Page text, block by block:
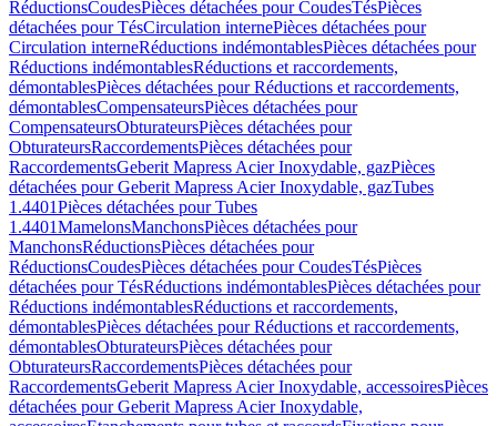
RéductionsCoudesPièces détachées pour CoudesTésPièces
détachées pour TésCirculation internePièces détachées pour
Circulation interneRéductions indémontablesPièces détachées pour
Réductions indémontablesRéductions et raccordements,
démontablesPièces détachées pour Réductions et raccordements,
démontablesCompensateursPièces détachées pour
CompensateursObturateursPièces détachées pour
ObturateursRaccordementsPièces détachées pour
RaccordementsGeberit Mapress Acier Inoxydable, gazPièces
détachées pour Geberit Mapress Acier Inoxydable, gazTubes
1.4401Pièces détachées pour Tubes
1.4401MamelonsManchonsPièces détachées pour
ManchonsRéductionsPièces détachées pour
RéductionsCoudesPièces détachées pour CoudesTésPièces
détachées pour TésRéductions indémontablesPièces détachées pour
Réductions indémontablesRéductions et raccordements,
démontablesPièces détachées pour Réductions et raccordements,
démontablesObturateursPièces détachées pour
ObturateursRaccordementsPièces détachées pour
RaccordementsGeberit Mapress Acier Inoxydable, accessoiresPièces
détachées pour Geberit Mapress Acier Inoxydable,